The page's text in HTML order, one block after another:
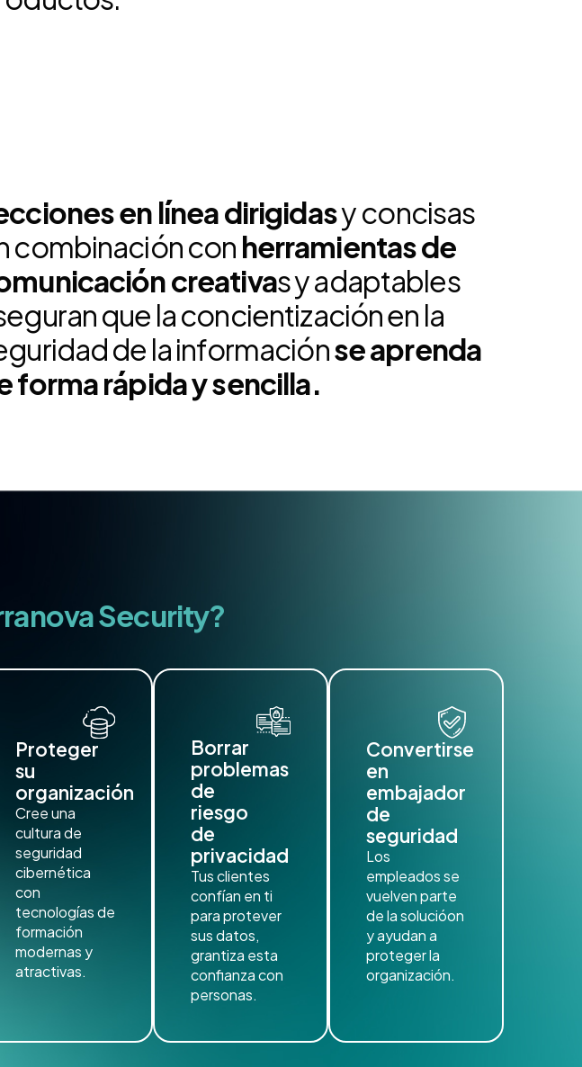
en línea dirigidasyconcisas
combinación conherramientas de
creativas y adaptables
que la concientización en la
de la informaciónse aprenda
forma rápida y sencilla.
Security?
Proteger
su
organización
Cree una
cultura de
seguridad
cibernética
con
tecnologías de
formación
modernas y
atractivas.
Borrar
problemas
de
riesgo
de
privacidad
Tus clientes
confían en ti
para protever
sus datos,
grantiza esta
confianza con
personas.
Convertirse
en
embajador
de
seguridad
Los
empleados se
vuelven parte
de la solucióon
y ayudan a
proteger la
organización.